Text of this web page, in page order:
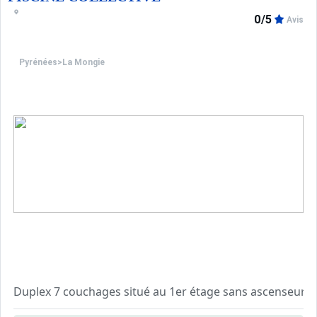
Pyrénées> La Mongie
0/5 Avis